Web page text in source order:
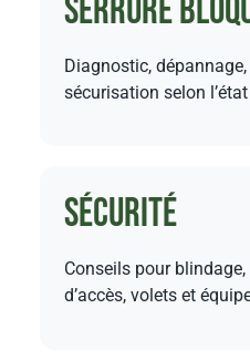
Serrure
Diagnostic,
sécurisation selon
Sécurité
Conseils pour
d’accès, volets et